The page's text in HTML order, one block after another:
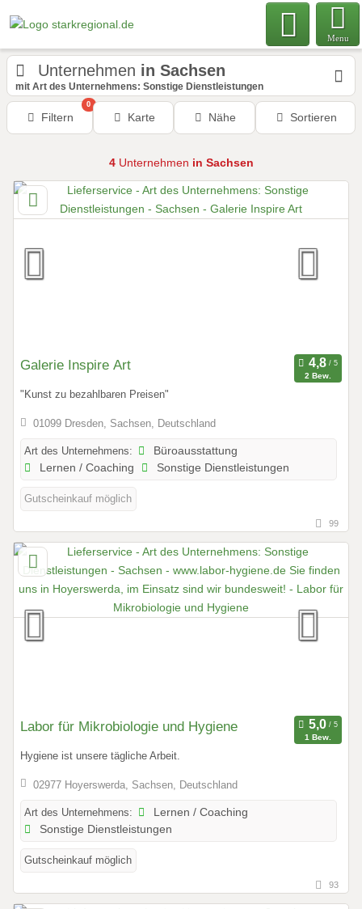
Menu
Unternehmen in Sachsen
mit Art des Unternehmens: Sonstige Dienstleistungen
Filtern
0
Karte Nähe Sortieren
4Unternehmen in Sachsen
Galerie Inspire Art
2 Bew.
"Kunst zu bezahlbaren Preisen"
01099 Dresden, Sachsen, Deutschland
Art des Unternehmens:
Büroausstattung
Lernen / Coaching
Sonstige Dienstleistungen
Gutscheinkauf möglich
99
Labor für Mikrobiologie und Hygiene
1 Bew.
Hygiene ist unsere tägliche Arbeit.
02977 Hoyerswerda, Sachsen, Deutschland
Art des Unternehmens:
Lernen / Coaching
Sonstige Dienstleistungen
Gutscheinkauf möglich
93